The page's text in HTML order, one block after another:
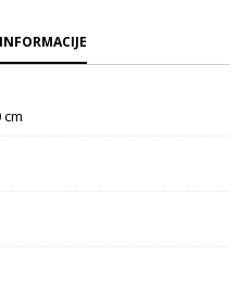
cm